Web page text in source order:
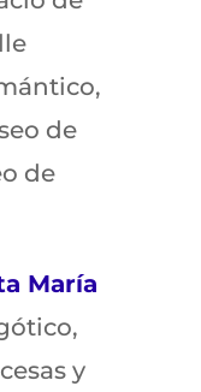
de
de
María
y